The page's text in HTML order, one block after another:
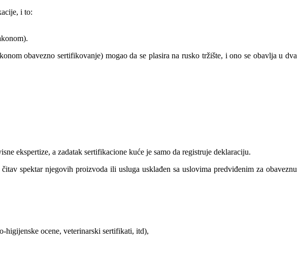
i to:
obavezno sertifikovanje) mogao da se plasira na rusko tržište, i ono se obavlja u dva
ekspertize, a zadatak sertifikacione kuće je samo da registruje deklaraciju.
spektar njegovih proizvoda ili usluga usklađen sa uslovima predviđenim za obaveznu
higijenske ocene, veterinarski sertifikati, itd),